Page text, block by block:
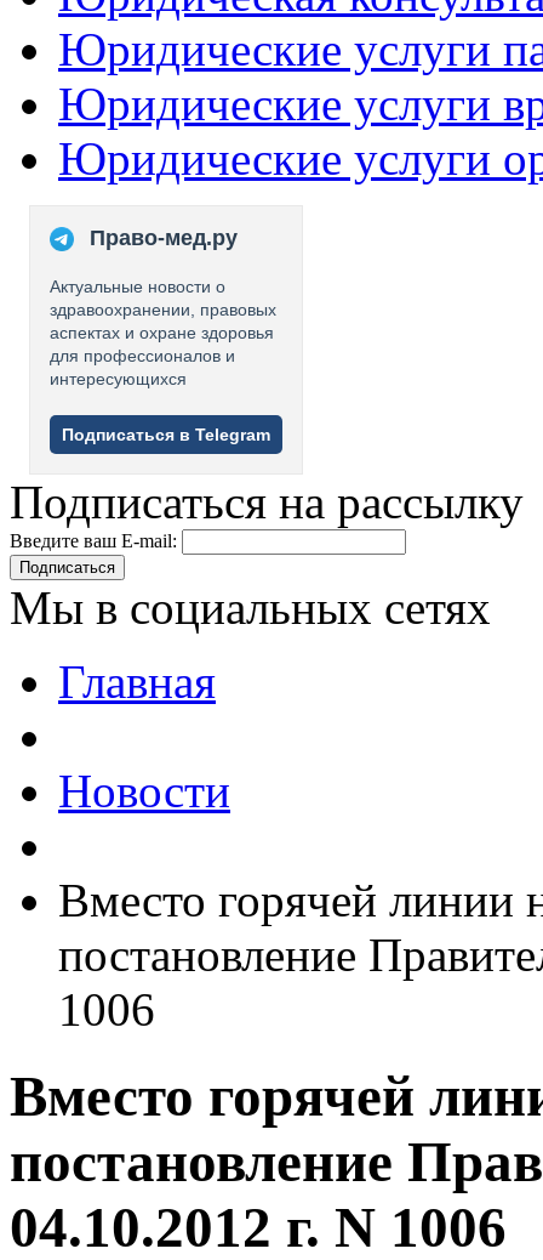
Юридические услуги
Юридические услуги
Юридические услуги
Право-мед.ру
Актуальные новости о
здравоохранении, правовых
аспектах и охране здоровья
для профессионалов и
интересующихся
Подписаться в Telegram
Подписаться на рассылку
Введите ваш E-mail:
Подписаться
Мы в социальных сетях
Главная
Новости
Вместо горячей линии
постановление
1006
Вместо горячей
постановление
04.10.2012 г. N 1006